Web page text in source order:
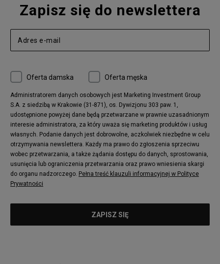
Zapisz się do newslettera
Oferta damska Oferta męska
Administratorem danych osobowych jest Marketing Investment Group
S.A. z siedzibą w Krakowie (31-871), os. Dywizjonu 303 paw. 1,
udostępnione powyżej dane będą przetwarzane w prawnie uzasadnionym
interesie administratora, za który uważa się marketing produktów i usług
własnych. Podanie danych jest dobrowolne, aczkolwiek niezbędne w celu
otrzymywania newslettera. Każdy ma prawo do zgłoszenia sprzeciwu
wobec przetwarzania, a także żądania dostępu do danych, sprostowania,
usunięcia lub ograniczenia przetwarzania oraz prawo wniesienia skargi
do organu nadzorczego. Pełna treść klauzuli informacyjnej w Polityce
Prywatności